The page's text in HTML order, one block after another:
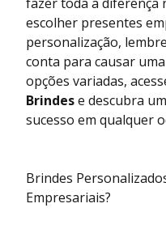
escolher presentes
personalização,
conta para causar
opções variadas,
Brindese descubra
sucesso em qualquer
Brindes
Empresariais?